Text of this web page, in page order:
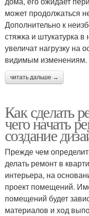
может продолжаться
Дополнительно к
стяжка и штукатурка в
увеличат нагрузку на
видимым изменениям.
читать дальше →
Как сделать
чего начать
создание
Прежде чем
делать ремонт в
интерьера, на
проект помещений.
помещений будет
материалов и ход